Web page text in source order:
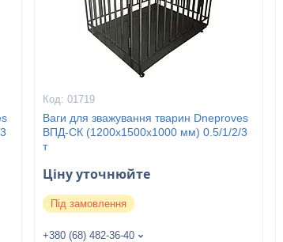
01719
Ваги для зважування тварин Dneproves
ВПД-СК (1200х1500х1000 мм) 0.5/1/2/3
т
Ціну уточнюйте
Під замовлення
+380 (68) 482-36-40